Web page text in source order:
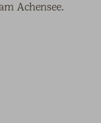
Achensee.